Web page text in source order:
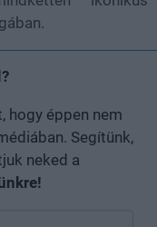
hogy éppen nem
Segítünk,
neked a